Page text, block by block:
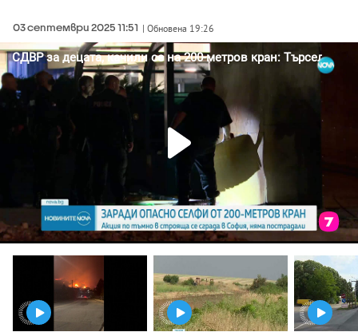
03 септември 2025 11:51 | Обновена 19:26